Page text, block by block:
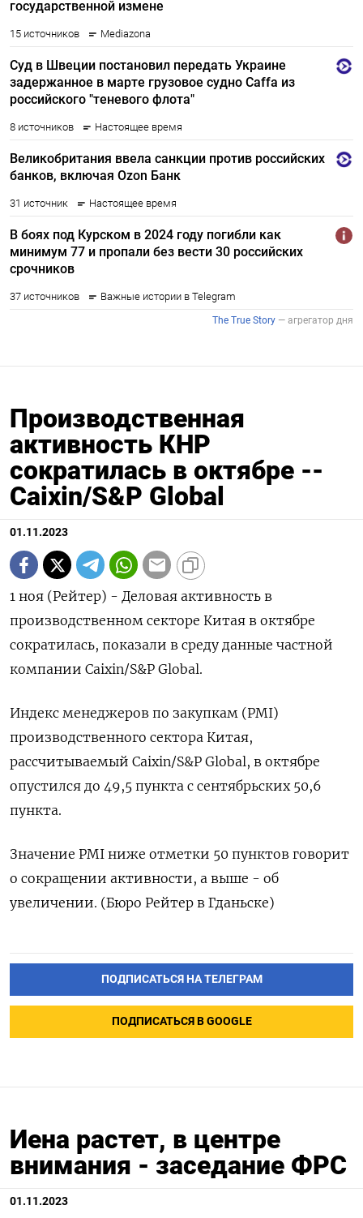
Производственная
активность КНР
сократилась в октябре --
Caixin/S&P Global
01.11.2023
1 ноя (Рейтер) - Деловая активность в
производственном секторе Китая в октябре
сократилась, показали в среду данные частной
компании Сaixin/S&P Global.
Индекс менеджеров по закупкам (PMI)
производственного сектора Китая,
рассчитываемый Сaixin/S&P Global, в октябре
опустился до 49,5 пункта с сентябрьских 50,6
пункта.
Значение PMI ниже отметки 50 пунктов говорит
о сокращении активности, а выше - об
увеличении. (Бюро Рейтер в Гданьске)
ПОДПИСАТЬСЯ НА ТЕЛЕГРАМ
ПОДПИСАТЬСЯ В GOOGLE
Иена растет, в центре
внимания - заседание ФРС
01.11.2023